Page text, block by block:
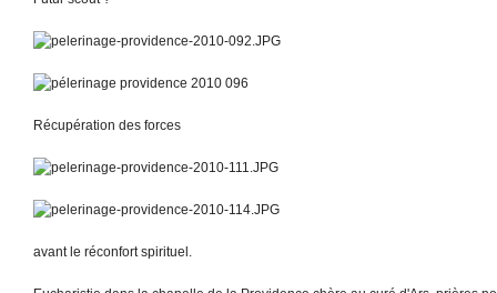
Récupération des forces
avant le réconfort spirituel.